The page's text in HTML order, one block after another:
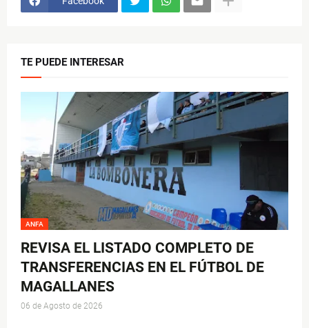
TE PUEDE INTERESAR
ANFA
REVISA EL LISTADO COMPLETO DE
TRANSFERENCIAS EN EL FÚTBOL DE
MAGALLANES
06 de Agosto de 2026